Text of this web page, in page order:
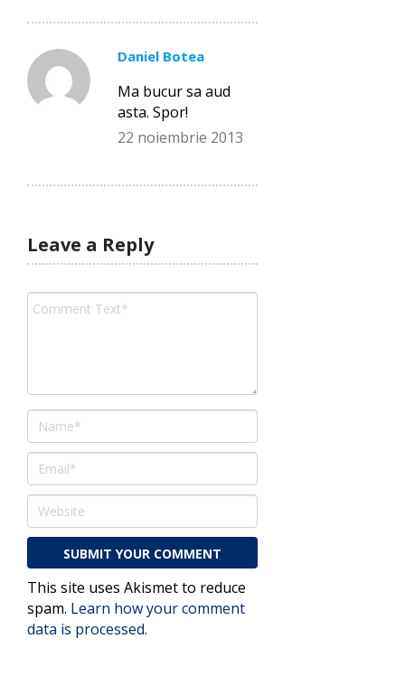
Daniel Botea
Ma bucur sa aud
asta. Spor!
22 noiembrie 2013
Leave a Reply
This site uses Akismet to reduce
spam. Learn how your comment
data is processed.